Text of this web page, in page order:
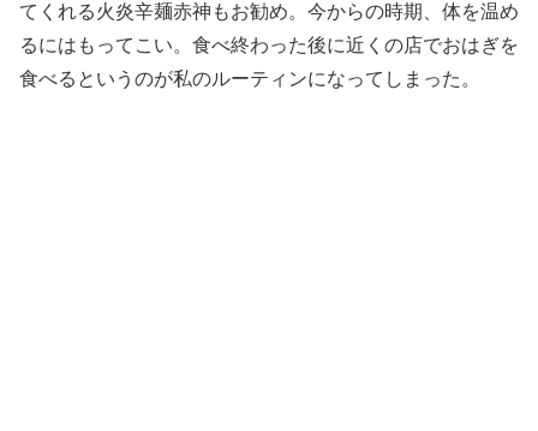
てくれる火炎辛麺赤神もお勧め。今からの時期、体を温め
るにはもってこい。食べ終わった後に近くの店でおはぎを
食べるというのが私のルーティンになってしまった。